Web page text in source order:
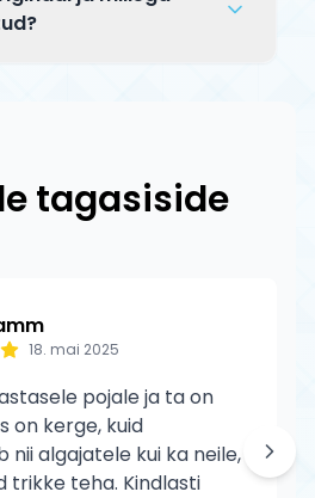
staatust saad jälgida
peab olema
ega kasutaja
tagasiside
18. mai 2025
pojale ja ta on
on kerge, kuid
nii algajatele kui ka neile,
trikke teha. Kindlasti